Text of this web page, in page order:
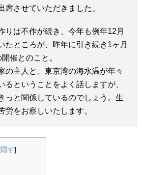
席させていただきました。
りは不作が続き、今年も例年12月
たところが、昨年に引き続き1ヶ月
催とのこと。
の主人と、東京湾の海水温が年々
るということをよく話しますが、
っと関係しているのでしょう。生
労をお察しいたします。
隠す]